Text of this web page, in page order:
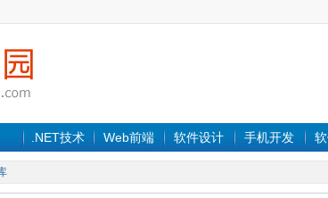
.NET技术 Web前端 软件设计 手机开发